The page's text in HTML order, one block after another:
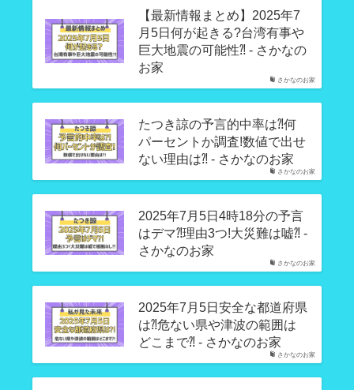
さかなのお家
【最新情報まとめ】2025年7
月5日何が起きる?台湾有事や
巨大地震の可能性⁈ - さかなの
お家
さかなのお家
たつき諒の予言的中率は⁈何
パーセントか調査!数値で出せ
ない理由は⁈ - さかなのお家
さかなのお家
2025年7月5日4時18分の予言
はデマ⁈理由3つ!大災難は嘘⁈ -
さかなのお家
さかなのお家
2025年7月5日安全な都道府県
は⁈危ない県や津波の範囲は
どこまで⁈ - さかなのお家